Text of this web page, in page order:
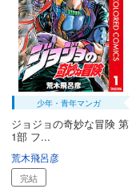
少年・青年マンガ
ジョジョの奇妙な冒険 第
1部 フ...
荒木飛呂彦
完結